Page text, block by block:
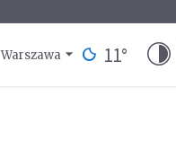
Warszawa 11°